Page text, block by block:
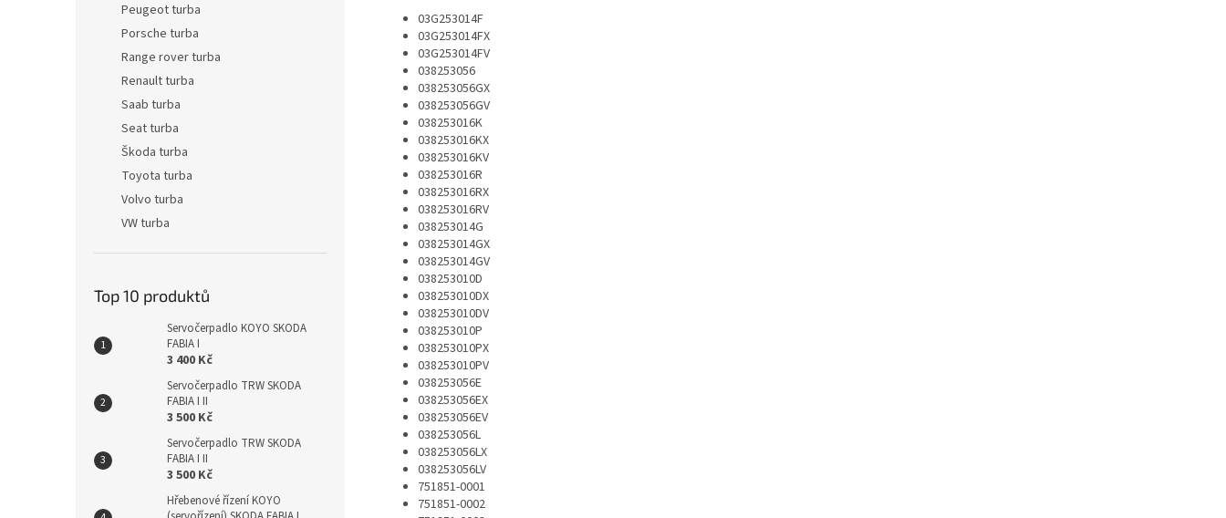
Peugeot turba
Porsche turba
Range rover turba
Renault turba
Saab turba
Seat turba
Škoda turba
Toyota turba
Volvo turba
VW turba
Top 10 produktů
Servočerpadlo KOYO SKODA
FABIA I
3 400 Kč
Servočerpadlo TRW SKODA
FABIA I II
3 500 Kč
Servočerpadlo TRW SKODA
FABIA I II
3 500 Kč
Hřebenové řízení KOYO
03G253014F
03G253014FX
03G253014FV
038253056
038253056GX
038253056GV
038253016K
038253016KX
038253016KV
038253016R
038253016RX
038253016RV
038253014G
038253014GX
038253014GV
038253010D
038253010DX
038253010DV
038253010P
038253010PX
038253010PV
038253056E
038253056EX
038253056EV
038253056L
038253056LX
038253056LV
751851-0001
751851-0002